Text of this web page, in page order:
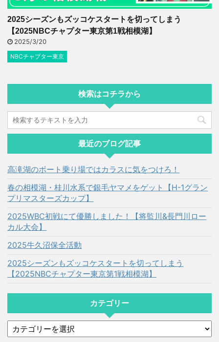
2025シーズンもズッコケスタートを切ってしまう
【2025NBCチャプター東京第1戦相模湖】
2025/3/20
NBCチャプター東京
検索はコチラから
最近のブログ記事
高滝湖のボート乗り場ではカラスに気をつけろ！
春の相模湖・桂川水系で銀毛ヤマメをゲット【H-1グラン
プリマスターズカップ】
2025WBC初戦にて優勝しました！【将監川&長門川ロー
カル大会】
2025牛久沼保全活動
2025シーズンもズッコケスタートを切ってしまう
【2025NBCチャプター東京第1戦相模湖】
カテゴリー